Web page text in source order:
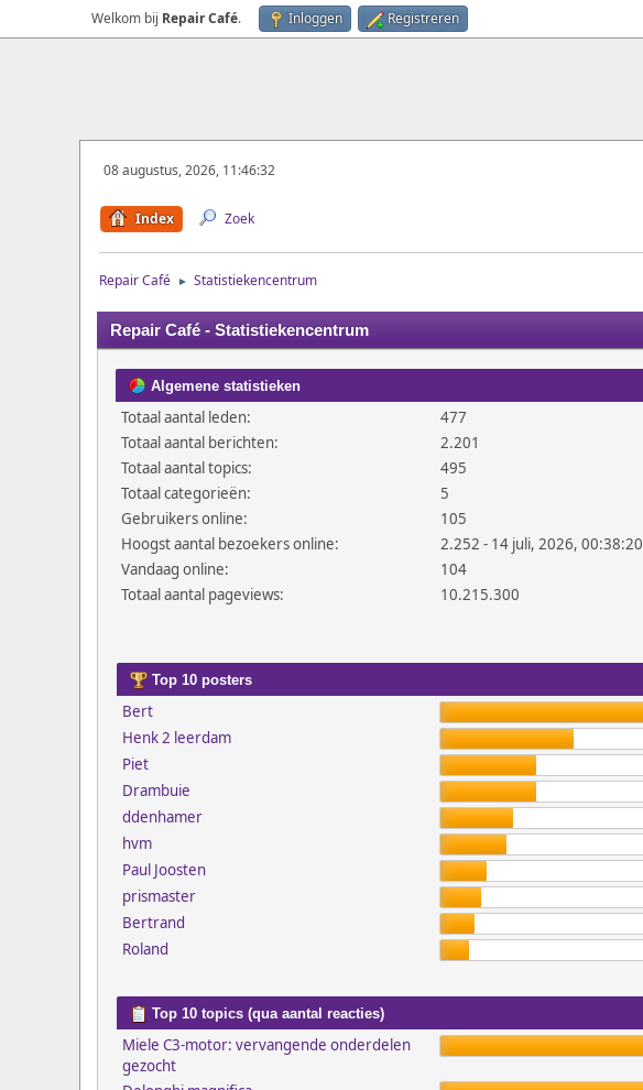
Welkom bij Repair Café. Inloggen Registreren
08 augustus, 2026, 11:46:32
Index Zoek
Repair Café ► Statistiekencentrum
Repair Café - Statistiekencentrum
Algemene statistieken
Totaal aantal leden:
477
Totaal aantal berichten:
2.201
Totaal aantal topics:
495
Totaal categorieën:
5
Gebruikers online:
105
Hoogst aantal bezoekers online:
2.252 - 14 juli, 2026, 00:38:20
Vandaag online:
104
Totaal aantal pageviews:
10.215.300
Top 10 posters
Bert
Henk 2 leerdam
Piet
Drambuie
ddenhamer
hvm
Paul Joosten
prismaster
Bertrand
Roland
Top 10 topics (qua aantal reacties)
Miele C3-motor: vervangende onderdelen
gezocht